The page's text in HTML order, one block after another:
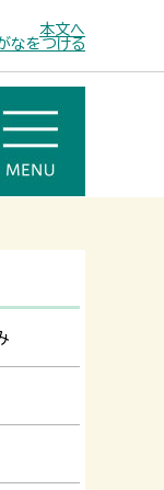
本文へ
なをつける